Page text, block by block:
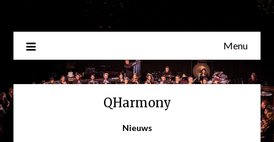
Menu
QHarmony
Nieuws